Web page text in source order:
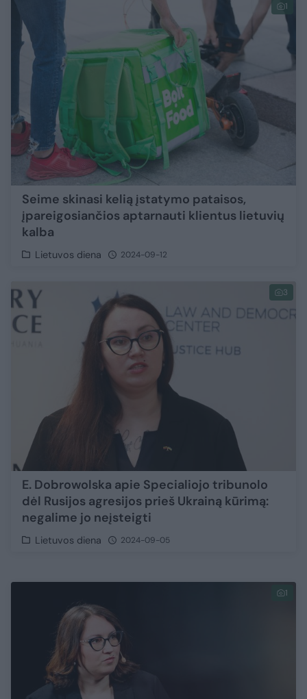
1
Seime skinasi kelią įstatymo pataisos,
įpareigosiančios aptarnauti klientus lietuvių
kalba
Lietuvos diena 2024-09-12
3
E. Dobrowolska apie Specialiojo tribunolo
dėl Rusijos agresijos prieš Ukrainą kūrimą:
negalime jo neįsteigti
Lietuvos diena 2024-09-05
1